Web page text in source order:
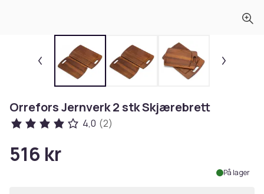
Orrefors Jernverk 2 stk Skjærebrett
4,0 (2)
516 kr
På lager